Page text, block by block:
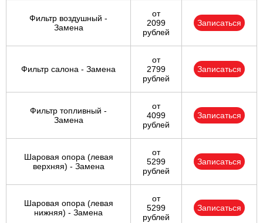
Фильтр воздушный -
Замена
от
2099
рублей
Записаться
Фильтр салона - Замена
от
2799
рублей
Записаться
Фильтр топливный -
Замена
от
4099
рублей
Записаться
Шаровая опора (левая
верхняя) - Замена
от
5299
рублей
Записаться
Шаровая опора (левая
нижняя) - Замена
от
5299
рублей
Записаться